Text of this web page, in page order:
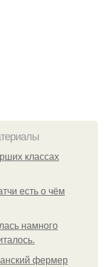
классах
есть о чём
намного
фермер